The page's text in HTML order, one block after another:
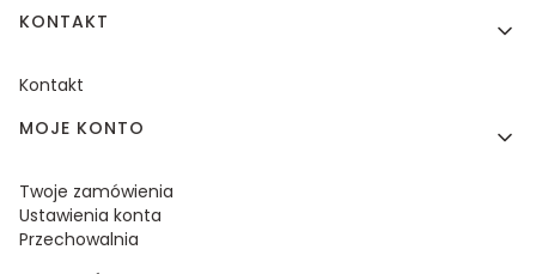
KONTAKT
Kontakt
MOJE KONTO
Twoje zamówienia
Ustawienia konta
Przechowalnia